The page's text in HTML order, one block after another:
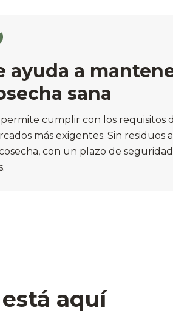
ayuda a
sana
permite cumplir con los requisitos
más exigentes. Sin residuos
con un plazo de
aquí